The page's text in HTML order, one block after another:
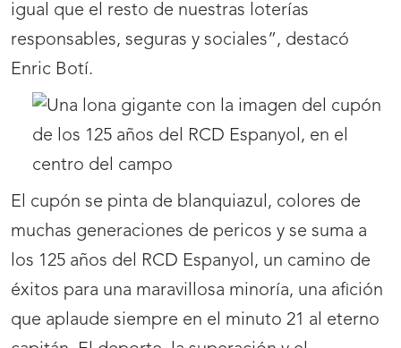
igual que el resto de nuestras loterías
responsables, seguras y sociales”, destacó
Enric Botí.
El cupón se pinta de blanquiazul, colores de
muchas generaciones de pericos y se suma a
los 125 años del RCD Espanyol, un camino de
éxitos para una maravillosa minoría, una afición
que aplaude siempre en el minuto 21 al eterno